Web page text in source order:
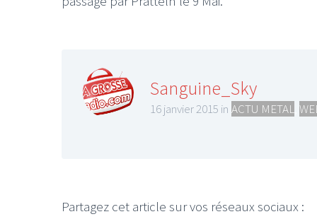
Sanguine_Sky
16 janvier 2015 in ACTU METAL
Partagez cet article sur vos réseaux sociaux :